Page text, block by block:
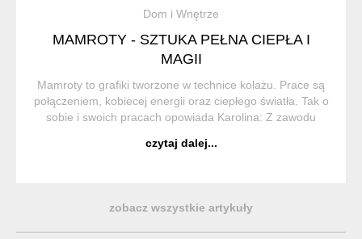
Dom i Wnętrze
MAMROTY - SZTUKA PEŁNA CIEPŁA I
MAGII
Mamroty to grafiki tworzone w technice kolażu. Prace są
połączeniem, kobiecej energii oraz ciepłego światła. Tak o
sobie i swoich pracach opowiada Karolina: Z zawodu
życie skierował...
czytaj dalej...
zobacz wszystkie artykuły